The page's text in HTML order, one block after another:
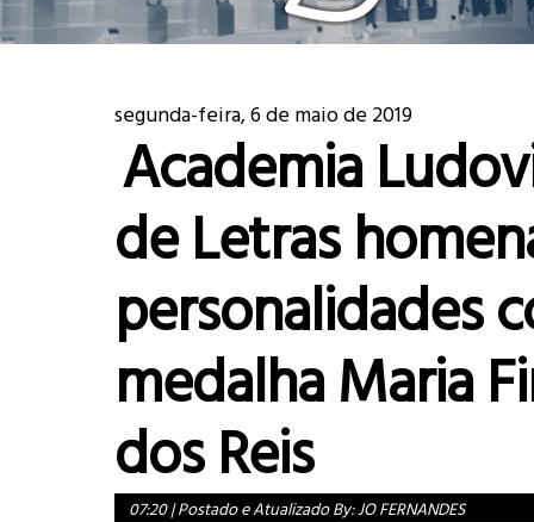
segunda-feira, 6 de maio de 2019
Academia
de Letras
personalidades
medalha Maria
dos Reis
07:20|Postado e Atualizado By:JO FERNANDES